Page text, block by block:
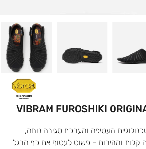
VIBRAM FUROSHIKI
העטיפה ומערכת סגירה נוחה,
ומהירות – פשוט לעטוף את כף הרגל